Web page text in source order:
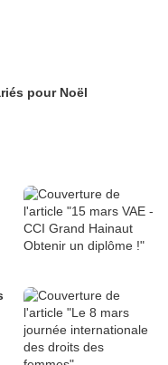
pour Noël